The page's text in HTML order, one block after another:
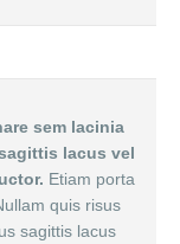
sem lacinia
lacus vel
Etiam porta
quis risus
sagittis lacus